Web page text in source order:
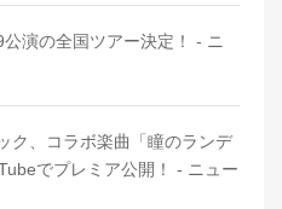
演の全国ツアー決定！ - ニ
ク、コラボ楽曲「瞳のランデ
でプレミア公開！ - ニュー